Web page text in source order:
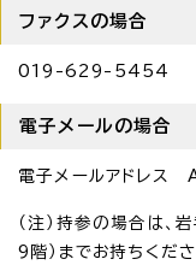
ファクスの場合
019-629-5454
電子メールの場合
電子メールアドレ
（注）持参の場合は
9階）までお持ちくださ